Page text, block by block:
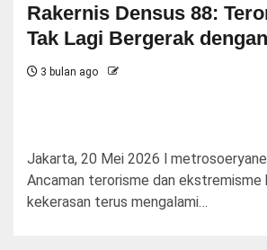
Rakernis Densus 88:
Tak Lagi Bergerak
3 bulan ago
Jakarta, 20 Mei 2026 l
Ancaman terorisme dan ekstremisme
kekerasan terus mengalami…